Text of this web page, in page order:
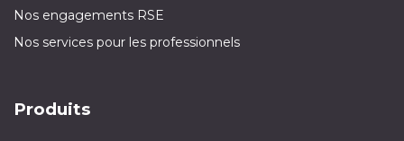
Nos engagements RSE
Nos services pour les professionnels
Produits